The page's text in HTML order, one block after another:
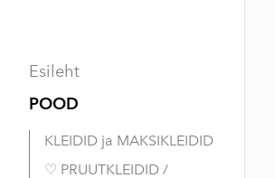
Esileht
POOD
KLEIDID ja MAKSIKLEIDID
♡ PRUUTKLEIDID /